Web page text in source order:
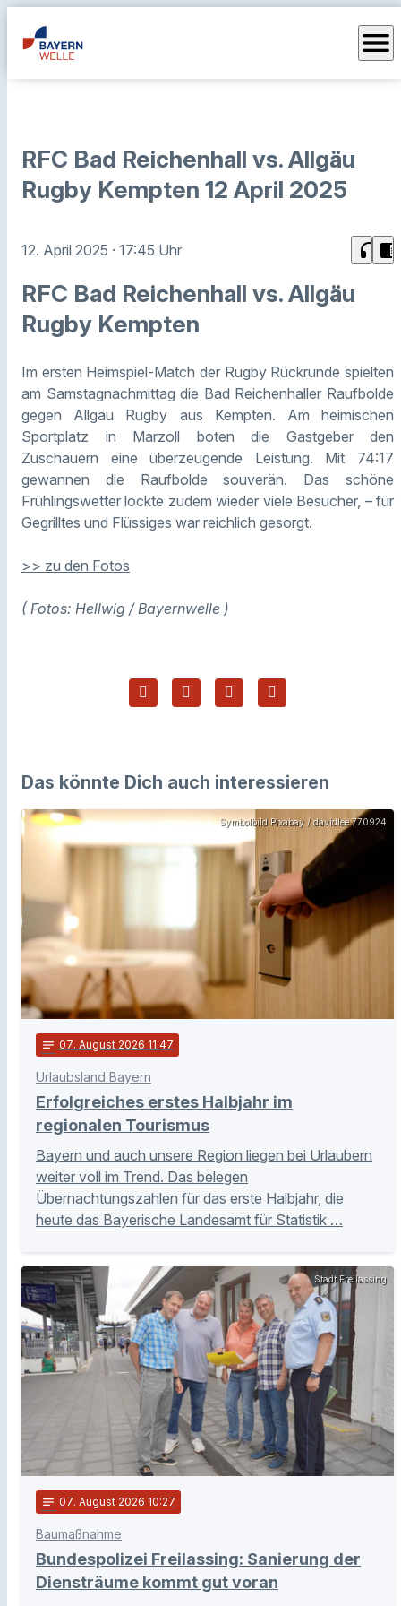
menu
RFC Bad Reichenhall vs. Allgäu
Rugby Kempten 12 April 2025
12. April 2025 · 17:45 Uhr headphones chrome_reader_mode
RFC Bad Reichenhall vs. Allgäu
Rugby Kempten
Im ersten Heimspiel-Match der Rugby Rückrunde spielten
am Samstagnachmittag die Bad Reichenhaller Raufbolde
gegen Allgäu Rugby aus Kempten. Am heimischen
Sportplatz in Marzoll boten die Gastgeber den
Zuschauern eine überzeugende Leistung. Mit 74:17
gewannen die Raufbolde souverän. Das schöne
Frühlingswetter lockte zudem wieder viele Besucher, – für
Gegrilltes und Flüssiges war reichlich gesorgt.
>> zu den Fotos
( Fotos: Hellwig / Bayernwelle )
Das könnte Dich auch interessieren
Symbolbild Pixabay / davidlee 770924
notes 07. August 2026 11:47
Urlaubsland Bayern
Erfolgreiches erstes Halbjahr im
regionalen Tourismus
Bayern und auch unsere Region liegen bei Urlaubern
weiter voll im Trend. Das belegen
Übernachtungszahlen für das erste Halbjahr, die
heute das Bayerische Landesamt für Statistik …
Stadt Freilassing
notes 07. August 2026 10:27
Baumaßnahme
Bundespolizei Freilassing: Sanierung der
Diensträume kommt gut voran